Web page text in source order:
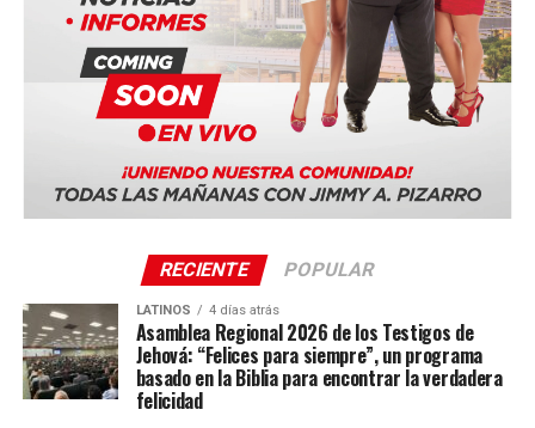
Ciudad de Panamá, Panamá (Panama Convention
Quito, Ecuador
Sevilla, España
La serie mundial también incluye sedes en Costa Rica,
Portugal, Sudáfrica y Tailandia.
RECIENTE POPULAR
LATINOS 4 días atrás
Asamblea Regional 2026 de los Testigos de
Jehová: “Felices para siempre”, un programa
basado en la Biblia para encontrar la verdadera
felicidad